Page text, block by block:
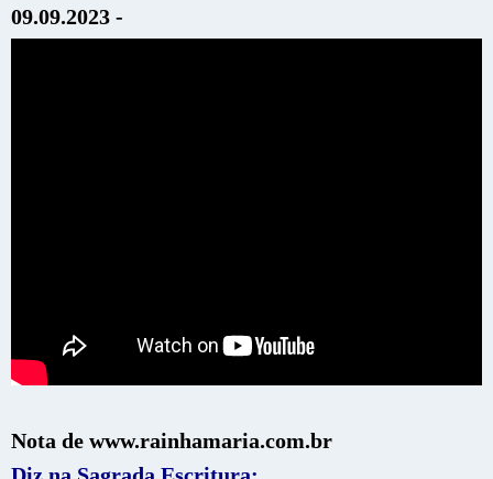
09.09.2023 -
Nota de www.rainhamaria.com.br
Diz na Sagrada Escritura: